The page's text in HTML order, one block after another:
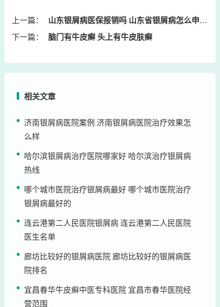
上一篇：
山东银屑病医保报销吗 山东省银屑病怎么申请补贴
下一篇：
脑门有牛皮癣 头上有牛皮肤癣
相关文章
济南银屑病医院案例 济南银屑病医院治疗效果怎
么样
哈尔滨银屑病治疗医院哪家好 哈尔滨治疗银屑病
热线
哪个城市医院治疗银屑病最好 哪个城市医院治疗
银屑病最好的
连云港第二人民医院银屑病 连云港第二人民医院
医生名单
廊坊比较好的银屑病医院 廊坊比较好的银屑病医
院排名
宜昌春华牛皮癣中医专科医院 宜昌市春华医院经
营范围